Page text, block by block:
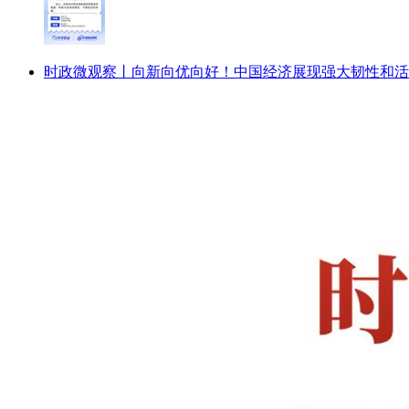
时政微观察丨向新向优向好！中国经济展现强大韧性和